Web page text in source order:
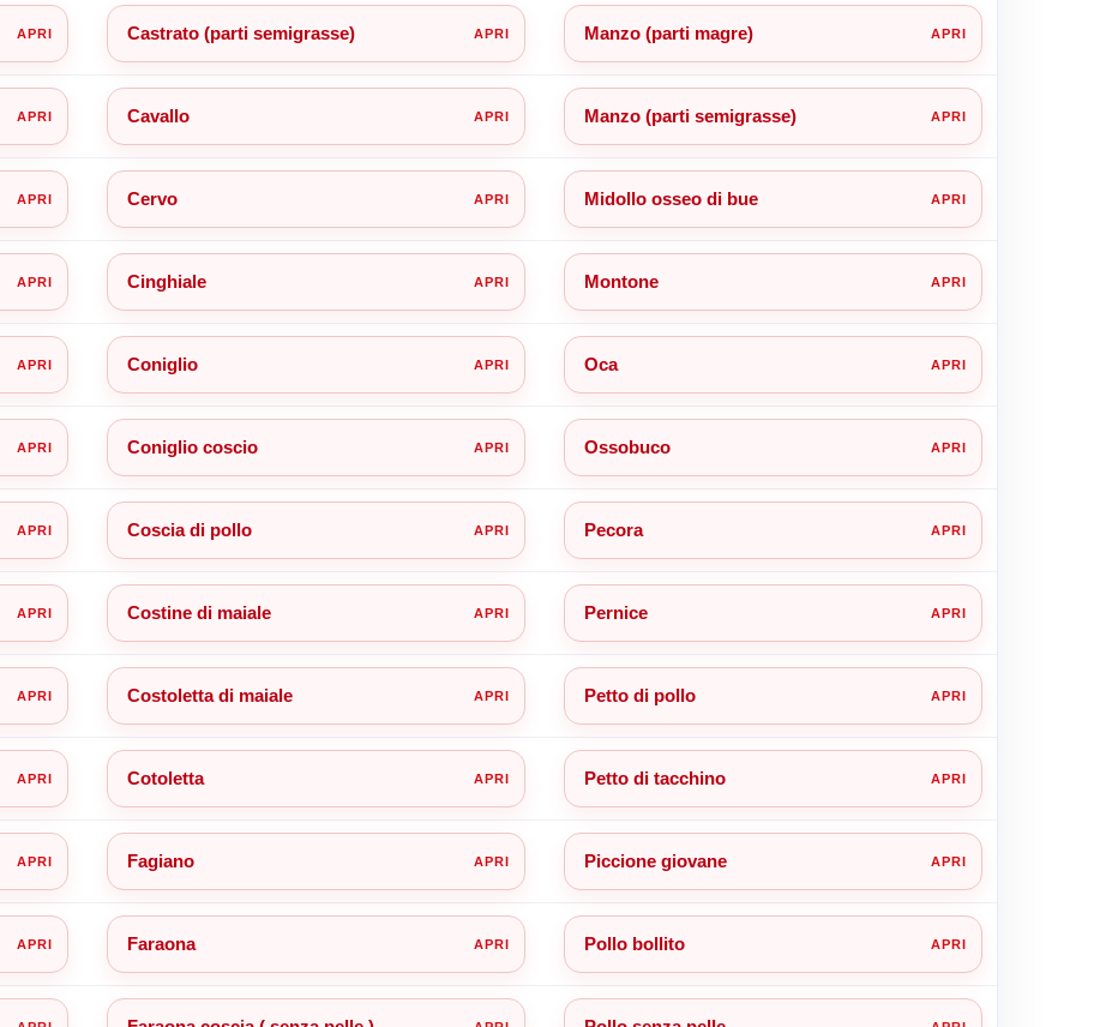
Castrato (parti semigrasse) Manzo (parti magre)
Cavallo Manzo (parti semigrasse)
Cervo Midollo osseo di bue
Cinghiale Montone
Coniglio Oca
Coniglio coscio Ossobuco
Coscia di pollo Pecora
Costine di maiale Pernice
Costoletta di maiale Petto di pollo
Cotoletta Petto di tacchino
Fagiano Piccione giovane
Faraona Pollo bollito